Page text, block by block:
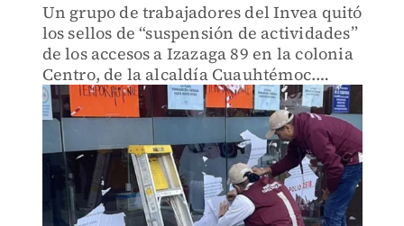
Un grupo de trabajadores del Invea quitó
los sellos de “suspensión de actividades”
de los accesos a Izazaga 89 en la colonia
Centro, de la alcaldía Cuauhtémoc.
Además, señalaron que continúan las
negociaciones con el gobierno
capitalino.